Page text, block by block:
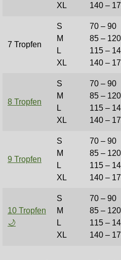
XL
140 –
7 Tropfen
S
M
L
XL
70 – 90
85 – 120
115 –
140 –
8 Tropfen
S
M
L
XL
70 – 90
85 – 120
115 –
140 –
9 Tropfen
S
M
L
XL
70 – 90
85 – 120
115 –
140 –
10 Tropfen
🌙
S
M
L
XL
70 – 90
85 – 120
115 –
140 –